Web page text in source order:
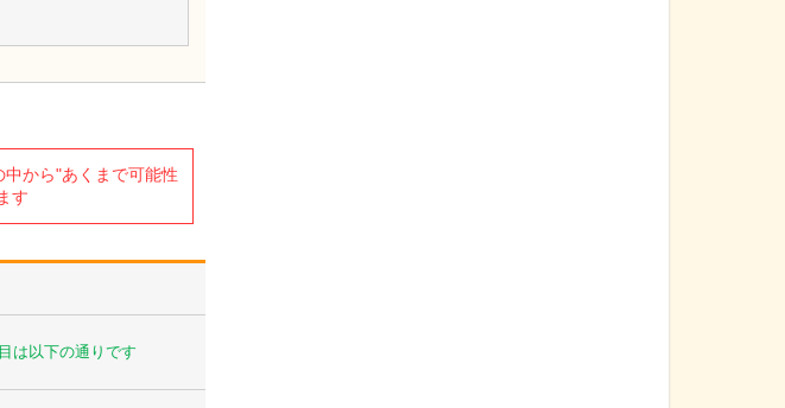
から"あくまで可能性
す
は以下の通りです